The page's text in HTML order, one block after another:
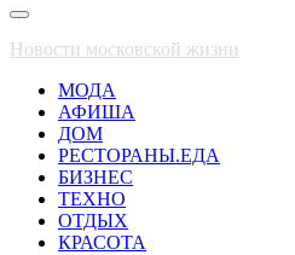
Основное
меню
Новости московской жизни
МОДА
АФИША
ДОМ
РЕСТОРАНЫ.ЕДА
БИЗНЕС
ТЕХНО
ОТДЫХ
КРАСОТА